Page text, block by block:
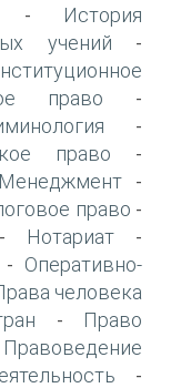
-
История
учений -
право -
-
право -
Менеджмент -
право -
Нотариат -
- Оперативно-
человека
-
Право
Правоведение
-